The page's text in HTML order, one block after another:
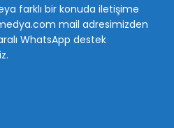
farklı bir konuda iletişime
mail adresimizden
WhatsApp destek